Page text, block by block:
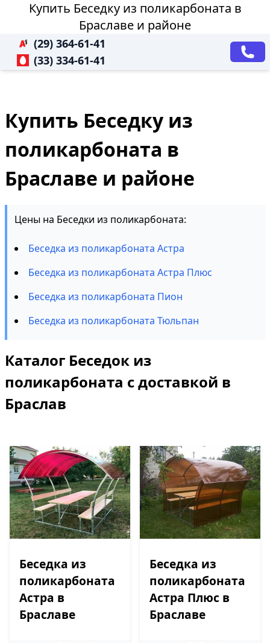
Купить Беседку из поликарбоната в
Браславе и районе
(29) 364-61-41
(33) 334-61-41
Купить Беседку из
поликарбоната в
Браславе и районе
Цены на Беседки из поликарбоната:
Беседка из поликарбоната Астра
Беседка из поликарбоната Астра Плюс
Беседка из поликарбоната Пион
Беседка из поликарбоната Тюльпан
Каталог Беседок из
поликарбоната с доставкой в
Браслав
Беседка из
поликарбоната
Астра в
Браславе
Беседка из
поликарбоната
Астра Плюс в
Браславе